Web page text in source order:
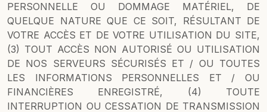
PERSONNELLE OU DOMMAGE MATÉRIEL, DE
QUELQUE NATURE QUE CE SOIT, RÉSULTANT DE
VOTRE ACCÈS ET DE VOTRE UTILISATION DU SITE,
(3) TOUT ACCÈS NON AUTORISÉ OU UTILISATION
DE NOS SERVEURS SÉCURISÉS ET / OU TOUTES
LES INFORMATIONS PERSONNELLES ET / OU
FINANCIÈRES ENREGISTRÉ, (4) TOUTE
INTERRUPTION OU CESSATION DE TRANSMISSION